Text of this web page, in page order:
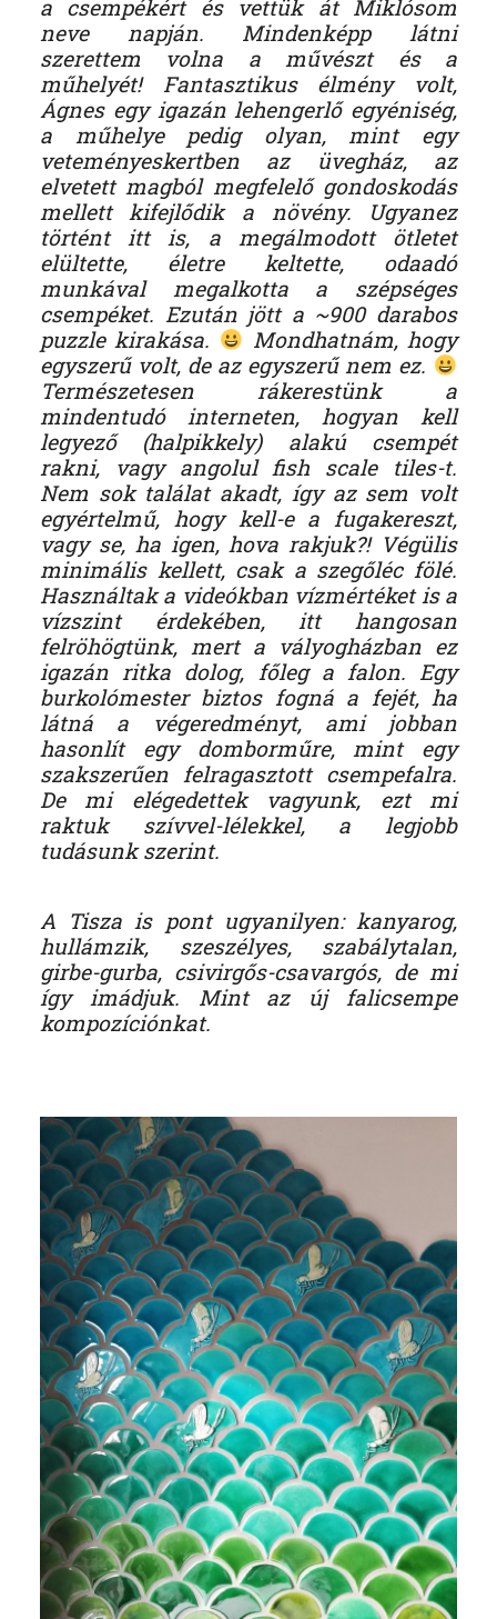
a csempékért és vettük át Miklósom
neve napján. Mindenképp látni
szerettem volna a művészt és a
műhelyét! Fantasztikus élmény volt,
Ágnes egy igazán lehengerlő egyéniség,
a műhelye pedig olyan, mint egy
veteményeskertben az üvegház, az
elvetett magból megfelelő gondoskodás
mellett kifejlődik a növény. Ugyanez
történt itt is, a megálmodott ötletet
elültette, életre keltette, odaadó
munkával megalkotta a szépséges
csempéket. Ezután jött a ~900 darabos
puzzle kirakása.
Mondhatnám, hogy
egyszerű volt, de az egyszerű nem ez.
Természetesen rákerestünk a
mindentudó interneten, hogyan kell
legyező (halpikkely) alakú csempét
rakni, vagy angolul fish scale tiles-t.
Nem sok találat akadt, így az sem volt
egyértelmű, hogy kell-e a fugakereszt,
vagy se, ha igen, hova rakjuk?! Végülis
minimális kellett, csak a szegőléc fölé.
Használtak a videókban vízmértéket is a
vízszint érdekében, itt hangosan
felröhögtünk, mert a vályogházban ez
igazán ritka dolog, főleg a falon. Egy
burkolómester biztos fogná a fejét, ha
látná a végeredményt, ami jobban
hasonlít egy domborműre, mint egy
szakszerűen felragasztott csempefalra.
De mi elégedettek vagyunk, ezt mi
raktuk szívvel-lélekkel, a legjobb
tudásunk szerint.
A Tisza is pont ugyanilyen: kanyarog,
hullámzik, szeszélyes, szabálytalan,
girbe-gurba, csivirgős-csavargós, de mi
így imádjuk. Mint az új falicsempe
kompozíciónkat.